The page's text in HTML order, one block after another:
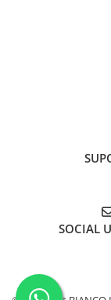
SOCIAL